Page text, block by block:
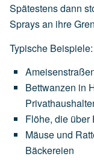
Spätestens dann
Sprays an ihre
Typische Beispiele:
Bettwanzen in
Flöhe, die über
Mäuse und
Bäckereien